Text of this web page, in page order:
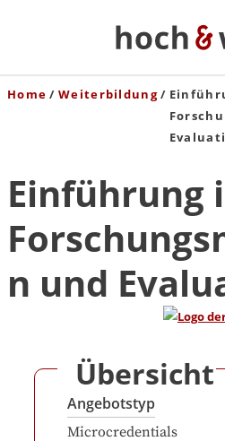
Home Weiterbildung
Einführung
n und
Übersicht
Angebotstyp
Microcredentials